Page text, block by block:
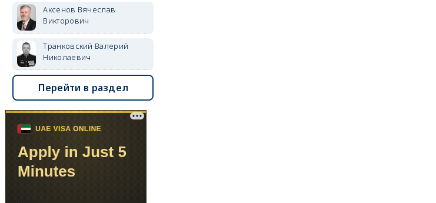
Аксенов Вячеслав
Викторович
Транковский Валерий
Николаевич
Перейти в раздел